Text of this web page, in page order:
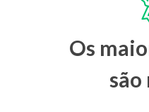
Os
são